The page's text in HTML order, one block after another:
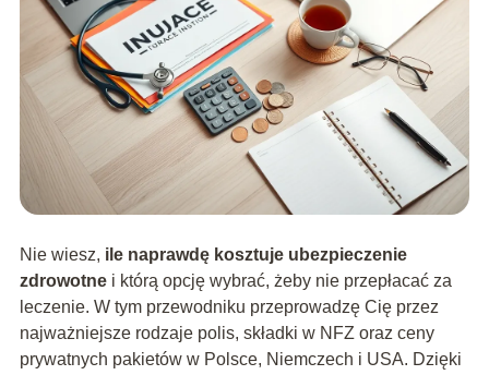
Nie wiesz, ile naprawdę kosztuje ubezpieczenie
zdrowotnei którą opcję wybrać, żeby nie przepłacać za
leczenie. W tym przewodniku przeprowadzę Cię przez
najważniejsze rodzaje polis, składki w NFZ oraz ceny
prywatnych pakietów w Polsce, Niemczech i USA. Dzięki